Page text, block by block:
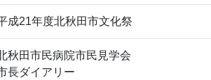
成21年度北秋田市文化祭
秋田市民病院市民見学会
長ダイアリー